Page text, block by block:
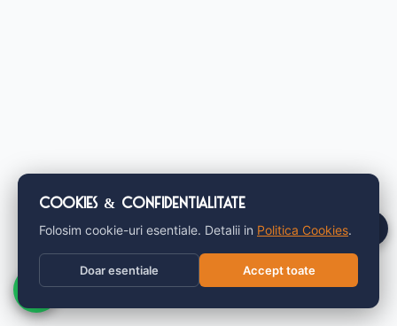
Cookies & Confidentialitate
Folosim cookie-uri esentiale. Detalii in Politica Cookies.
Doar esentiale Accept toate
CERE OFERTA PERSONALIZATA